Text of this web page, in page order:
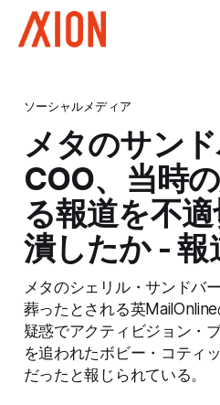
ソーシャルメディア
メタのサン
COO、当時
る報道を不
潰したか - 報
メタのシェリル・サンドバ
葬ったとされる英
疑惑でアクティビジョン・
を追われたボビー・コティ
だったと報じられている。